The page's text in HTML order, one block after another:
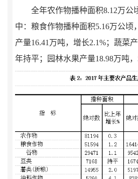
全年农作物播种面积8.12万公
中：粮食作物播种面积5.16万公顷
产量16.41万吨，增长2.1%；蔬菜
年持平；园林水果产量18.98万吨，